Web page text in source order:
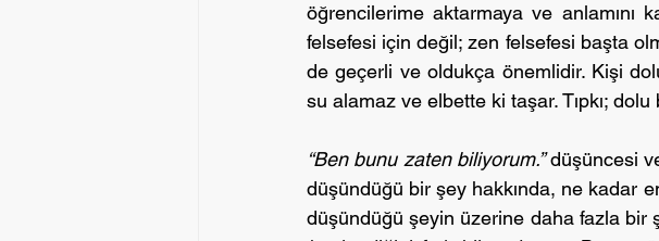
öğrencilerime aktarmaya ve anlamını
felsefesi için değil; zen felsefesi başta
de geçerli ve oldukça önemlidir. Kişi
su alamaz ve elbette ki taşar. Tıpkı;
“Ben bunu zaten biliyorum.” düşüncesi
düşündüğü bir şey hakkında, ne kadar
düşündüğü şeyin üzerine daha fazla bir